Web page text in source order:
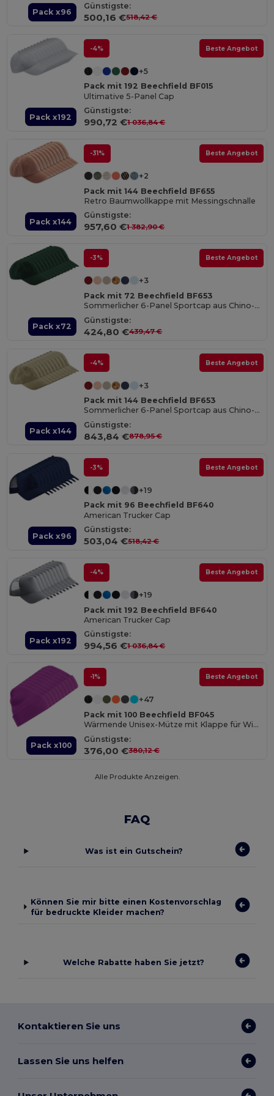
Pack x96
Günstigste:
500,16 €518,42 €
Pack x192
-4% Beste Angebot
+5
Pack mit 192 Beechfield BF015
Ultimative 5-Panel Cap
Günstigste:
990,72 €1 036,84 €
Pack x144
-31% Beste Angebot
+2
Pack mit 144 Beechfield BF655
Retro Baumwollkappe mit Messingschnalle
Günstigste:
957,60 €1 382,90 €
Pack x72
-3% Beste Angebot
+3
Pack mit 72 Beechfield BF653
Sommerlicher 6-Panel Sportcap aus Chino-Baumwolle
Günstigste:
424,80 €439,47 €
Pack x144
-4% Beste Angebot
+3
Pack mit 144 Beechfield BF653
Sommerlicher 6-Panel Sportcap aus Chino-Baumwolle
Günstigste:
843,84 €878,95 €
Pack x96
-3% Beste Angebot
+19
Pack mit 96 Beechfield BF640
American Trucker Cap
Günstigste:
503,04 €518,42 €
Pack x192
-4% Beste Angebot
+19
Pack mit 192 Beechfield BF640
American Trucker Cap
Günstigste:
994,56 €1 036,84 €
Pack x100
-1% Beste Angebot
+47
Pack mit 100 Beechfield BF045
Wärmende Unisex-Mütze mit Klappe für Wintertage
Günstigste:
376,00 €380,12 €
Alle Produkte Anzeigen.
FAQ
Was ist ein Gutschein?
Können Sie mir bitte einen Kostenvorschlag
für bedruckte Kleider machen?
Welche Rabatte haben Sie jetzt?
Kontaktieren Sie uns
Lassen Sie uns helfen